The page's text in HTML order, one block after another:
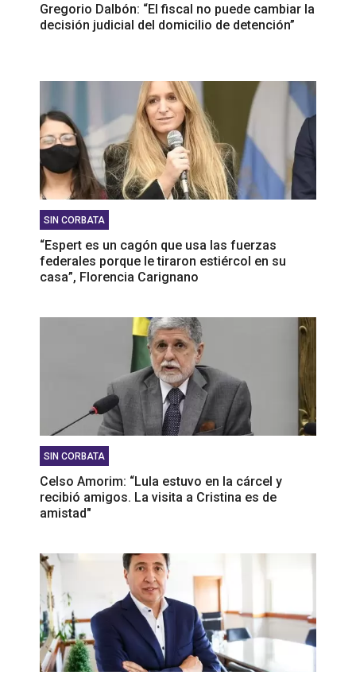
Gregorio Dalbón: “El fiscal no puede cambiar la
decisión judicial del domicilio de detención”
SIN CORBATA
“Espert es un cagón que usa las fuerzas
federales porque le tiraron estiércol en su
casa”, Florencia Carignano
SIN CORBATA
Celso Amorim: “Lula estuvo en la cárcel y
recibió amigos. La visita a Cristina es de
amistad"